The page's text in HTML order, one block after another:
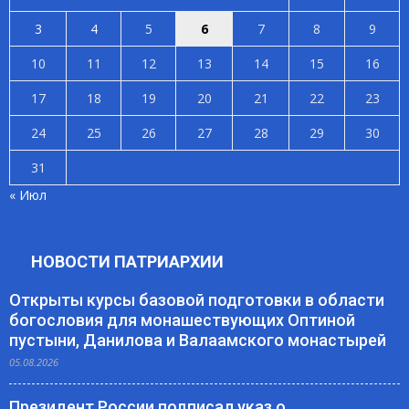
3
4 5 6 7 8
9
10
11 12 13 14 15
16
17
18 19 20 21 22
23
24
25 26 27 28 29
30
31
« Июл
НОВОСТИ ПАТРИАРХИИ
Открыты курсы базовой подготовки в области
богословия для монашествующих Оптиной
пустыни, Данилова и Валаамского монастырей
05.08.2026